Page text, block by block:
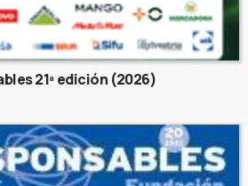
21ª edición (2026)